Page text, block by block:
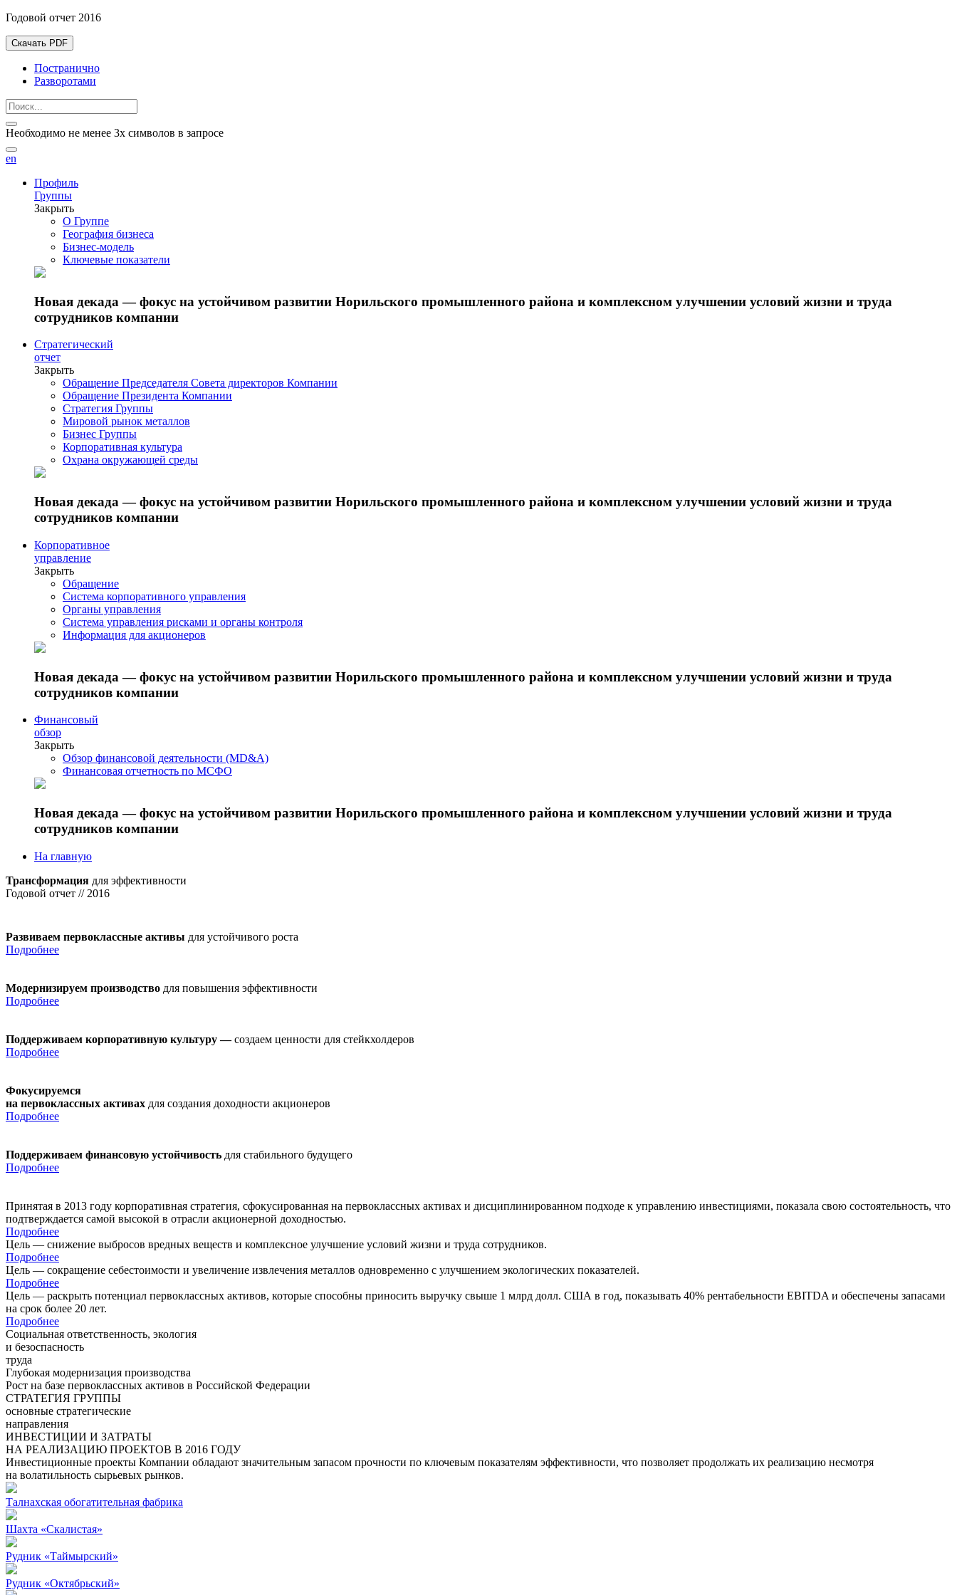
Годовой отчет 2016
Скачать PDF
Постранично
Разворотами
Необходимо не менее 3х символов в запросе
en
Профиль
Группы
Закрыть
О Группе
География бизнеса
Бизнес-модель
Ключевые показатели
Новая декада — фокус на устойчивом развитии Норильского промышленного района и комплексном улучшении условий жизни и труда
сотрудников компании
Стратегический
отчет
Закрыть
Обращение Председателя Совета директоров Компании
Обращение Президента Компании
Стратегия Группы
Мировой рынок металлов
Бизнес Группы
Корпоративная культура
Охрана окружающей среды
Новая декада — фокус на устойчивом развитии Норильского промышленного района и комплексном улучшении условий жизни и труда
сотрудников компании
Корпоративное
управление
Закрыть
Обращение
Система корпоративного управления
Органы управления
Система управления рисками и органы контроля
Информация для акционеров
Новая декада — фокус на устойчивом развитии Норильского промышленного района и комплексном улучшении условий жизни и труда
сотрудников компании
Финансовый
обзор
Закрыть
Обзор финансовой деятельности (MD&A)
Финансовая отчетность по МСФО
Новая декада — фокус на устойчивом развитии Норильского промышленного района и комплексном улучшении условий жизни и труда
сотрудников компании
На главную
Трансформация для эффективности
Годовой отчет // 2016
Развиваем первоклассные активы для устойчивого роста
Подробнее
Модернизируем производство для повышения эффективности
Подробнее
Поддерживаем корпоративную культуру —создаем ценности для стейкхолдеров
Подробнее
Фокусируемся
на первоклассных активах для создания доходности акционеров
Подробнее
Поддерживаем финансовую устойчивость для стабильного будущего
Подробнее
Принятая в 2013 году корпоративная стратегия, сфокусированная на первоклассных активах и дисциплинированном подходе к управлению инвестициями, показала свою состоятельность, что
подтверждается самой высокой в отрасли акционерной доходностью.
Подробнее
Цель — снижение выбросов вредных веществ и комплексное улучшение условий жизни и труда сотрудников.
Подробнее
Цель — сокращение себестоимости и увеличение извлечения металлов одновременно с улучшением экологических показателей.
Подробнее
Цель — раскрыть потенциал первоклассных активов, которые способны приносить выручку свыше 1 млрд долл. США в год, показывать 40% рентабельности EBITDA и обеспечены запасами
на срок более 20 лет.
Подробнее
Социальная ответственность, экология
и безоспасность
труда
Глубокая модернизация производства
Рост на базе первоклассных активов в Российской Федерации
СТРАТЕГИЯ ГРУППЫ
основные стратегические
направления
ИНВЕСТИЦИИ И ЗАТРАТЫ
НА РЕАЛИЗАЦИЮ ПРОЕКТОВ В 2016 ГОДУ
Инвестиционные проекты Компании обладают значительным запасом прочности по ключевым показателям эффективности, что позволяет продолжать их реализацию несмотря
на волатильность сырьевых рынков.
Талнахская обогатительная фабрика
Шахта «Скалистая»
Рудник «Таймырский»
Рудник «Октябрьский»